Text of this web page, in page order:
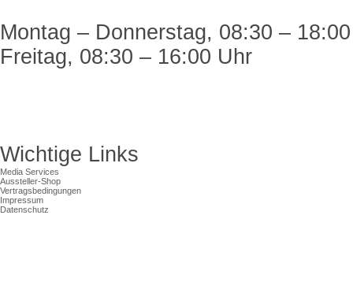
Montag – Donnerstag, 08:30 –
Freitag, 08:30 – 16:00 Uhr
Wichtige Links
Media Services
Aussteller-Shop
Vertragsbedingungen
Impressum
Datenschutz